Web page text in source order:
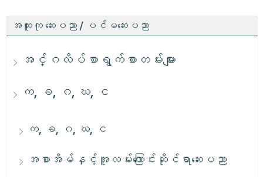
အထူးကု ဆေးပညာ / ပင်မဆေးပညာ
အင်္ဂလိပ်စာရွက်စာတမ်းများ
က, ခ, ဂ, ဃ, င
က, ခ, ဂ, ဃ, င
အစာအိမ်နှင့်အူလမ်းကြောင်းဆိုင်ရာဆေးပညာ